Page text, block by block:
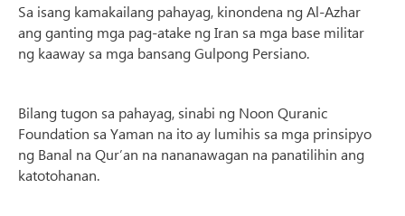
Sa isang kamakailang pahayag, kinondena ng Al-Azhar
ang ganting mga pag-atake ng Iran sa mga base militar
ng kaaway sa mga bansang Gulpong Persiano.
Bilang tugon sa pahayag, sinabi ng Noon Quranic
Foundation sa Yaman na ito ay lumihis sa mga prinsipyo
ng Banal na Qur’an na nananawagan na panatilihin ang
katotohanan.